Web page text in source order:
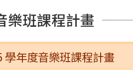
樂班課程計畫
學年度音樂班課程計畫